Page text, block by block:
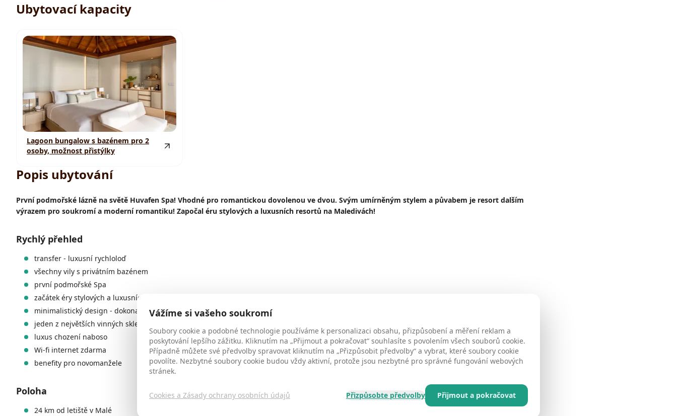
Ubytovací kapacity
Lagoon bungalow s bazénem pro 2
osoby, možnost přistýlky
Popis ubytování
První podmořské lázně na světě Huvafen Spa! Vhodné pro romantickou dovolenou ve dvou. Svým umírněným stylem a půvabem je resort dalším
výrazem pro soukromí a moderní romantiku! Započal éru stylových a luxusních resortů na Maledivách!
Rychlý přehled
transfer - luxusní rychloloď
všechny vily s privátním bazénem
první podmořské Spa
začátek éry stylových a luxusních resortů na Maledivách
minimalistický design - dokonalá rovnováha mezi decentní elegancí a uvolněným luxusem
jeden z největších vinných sklepů na Maledivách, navíc podzemní
luxus chození naboso
Wi-fi internet zdarma
benefity pro novomanžele
Poloha
24 km od letiště v Malé
Vážíme si vašeho soukromí
Soubory cookie a podobné technologie používáme k personalizaci obsahu, přizpůsobení a měření reklam a
poskytování lepšího zážitku. Kliknutím na „Přijmout a pokračovat“ souhlasíte s povolením všech souborů cookie.
Případně můžete své předvolby spravovat kliknutím na „Přizpůsobit předvolby“ a vybrat, které soubory cookie
povolíte. Nezbytné soubory cookie budou vždy aktivní, protože jsou nezbytné pro správné fungování webových
stránek.
Cookies a Zásady ochrany osobních údajů Přizpůsobte předvolby Přijmout a pokračovat